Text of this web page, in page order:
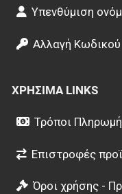
Υπενθύμιση
Αλλαγή Κωδικού
ΧΡΉΣΙΜΑ LINKS
Τρόποι
Επιστροφές
Όροι χρήσης -